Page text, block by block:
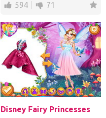
594 71
Disney Fairy Princesses